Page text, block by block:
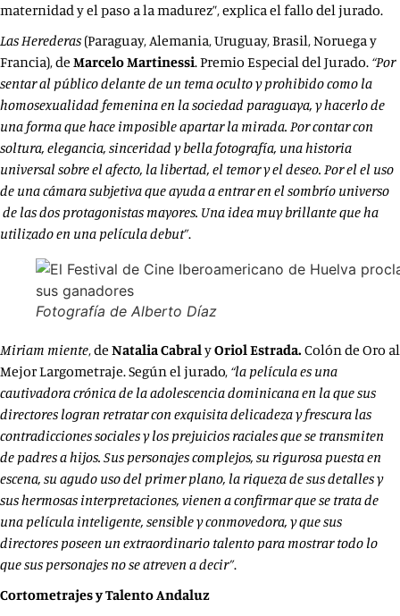
maternidad y el paso a la madurez”, explica el fallo del jurado.
Las Herederas (Paraguay, Alemania, Uruguay, Brasil, Noruega y
Francia), de Marcelo Martinessi. Premio Especial del Jurado. “Por
sentar al público delante de un tema oculto y prohibido como la
homosexualidad femenina en la sociedad paraguaya, y hacerlo de
una forma que hace imposible apartar la mirada. Por contar con
soltura, elegancia, sinceridad y bella fotografía, una historia
universal sobre el afecto, la libertad, el temor y el deseo. Por el el uso
de una cámara subjetiva que ayuda a entrar en el sombrío universo
de las dos protagonistas mayores. Una idea muy brillante que ha
utilizado en una película debut”.
Fotografía de Alberto Díaz
Miriam miente, de Natalia CabralyOriol Estrada. Colón de Oro al
Mejor Largometraje. Según el jurado, “la películaes una
cautivadora crónica de la adolescencia dominicana en la que sus
directores logran retratar con exquisita delicadeza y frescura las
contradicciones sociales y los prejuicios raciales que se transmiten
de padres a hijos. Sus personajes complejos, su rigurosa puesta en
escena, su agudo uso del primer plano, la riqueza de sus detalles y
sus hermosas interpretaciones, vienen a confirmar que se trata de
una película inteligente, sensible y conmovedora, y que sus
directores poseen un extraordinario talento para mostrar todo lo
que sus personajes no se atreven a decir”.
Cortometrajes y Talento Andaluz